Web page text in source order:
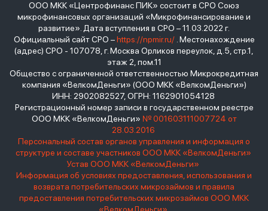
ООО МКК «Центрофинанс ПИК» состоит в СРО Союз
микрофинансовых организаций «Микрофинансирование и
развитие». Дата вступления в СРО – 11.03.2022 г.
Официальный сайт СРО –https://npmir.ru/. Местонахождение
(адрес) СРО - 107078, г. Москва Орликов переулок, д.5, стр.1,
этаж 2, пом.11
Общество с ограниченной ответственностью Микрокредитная
компания «ВелкомДеньги» (ООО МКК «ВелкомДеньги»)
ИНН: 2902082527, ОГРН: 1162901054128
Регистрационный номер записи в государственном реестре
ООО МКК «ВелкомДеньги» № 001603111007724 от
28.03.2016
Персональный состав органов управления и информация о
структуре и составе участников ООО МКК «ВелкомДеньги»
Устав ООО МКК «ВелкомДеньги»
Информация об условиях предоставления, использования и
возврата потребительских микрозаймов и правила
предоставления потребительских микрозаймов ООО МКК